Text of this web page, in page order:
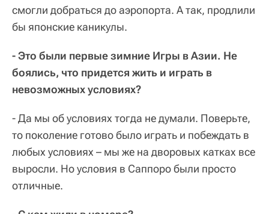
смогли добраться до аэропорта. А так, продлили
бы японские каникулы.
- Это были первые зимние Игры в Азии. Не
боялись, что придется жить и играть в
невозможных условиях?
- Да мы об условиях тогда не думали. Поверьте,
то поколение готово было играть и побеждать в
любых условиях – мы же на дворовых катках все
выросли. Но условия в Саппоро были просто
отличные.